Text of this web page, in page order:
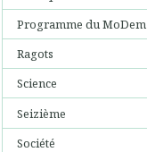
Programme du MoDem
Ragots
Science
Seizième
Société